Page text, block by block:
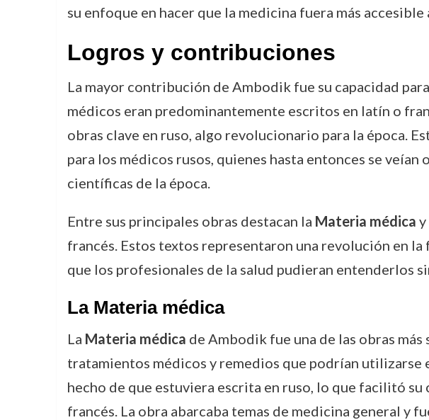
su enfoque en hacer que la medicina fuera más
Logros y contribuciones
La mayor contribución de Ambodik fue su capacidad
médicos eran predominantemente escritos en latín o
obras clave en ruso, algo revolucionario para la época.
para los médicos rusos, quienes hasta entonces se
científicas de la época.
Entre sus principales obras destacan la Materia médica y
francés. Estos textos representaron una revolución en
que los profesionales de la salud pudieran entenderlos
La Materia médica
La Materia médica de Ambodik fue una de las obras
tratamientos médicos y remedios que podrían utilizarse
hecho de que estuviera escrita en ruso, lo que facilitó
francés. La obra abarcaba temas de medicina general y